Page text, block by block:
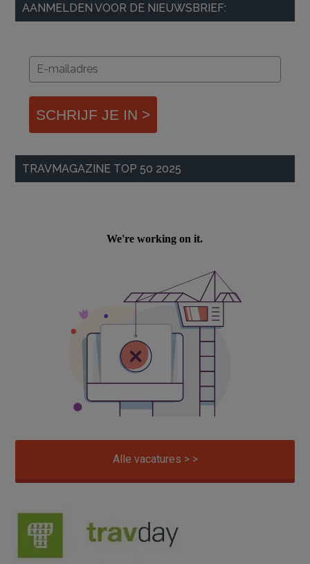
AANMELDEN VOOR DE NIEUWSBRIEF:
SCHRIJF JE IN >
TRAVMAGAZINE TOP 50 2025
Alle vacatures > >